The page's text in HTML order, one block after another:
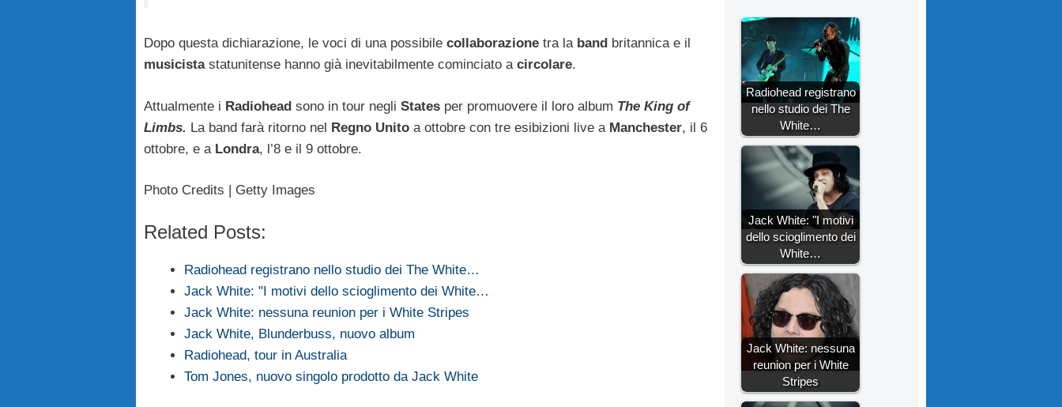
Dopo questa dichiarazione, le voci di una possibile collaborazione tra la band britannica e il
musicistastatunitense hanno già inevitabilmente cominciato a circolare.
Attualmente i Radiohead sono in tour negli States per promuovere il loro album The King of
Limbs. La band farà ritorno nel Regno Unito a ottobre con tre esibizioni live a Manchester, il 6
ottobre, e a Londra, l’8 e il 9 ottobre.
Photo Credits | Getty Images
Related Posts:
Radiohead registrano nello studio dei The White…
Jack White: "I motivi dello scioglimento dei White…
Jack White: nessuna reunion per i White Stripes
Jack White, Blunderbuss, nuovo album
Radiohead, tour in Australia
Tom Jones, nuovo singolo prodotto da Jack White
Radiohead registrano
nello studio dei The
White…
Jack White: "I motivi
dello scioglimento dei
White…
Jack White: nessuna
reunion per i White
Stripes